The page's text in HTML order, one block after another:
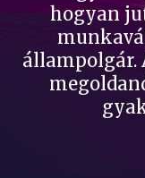
hogyan
állampolgár.